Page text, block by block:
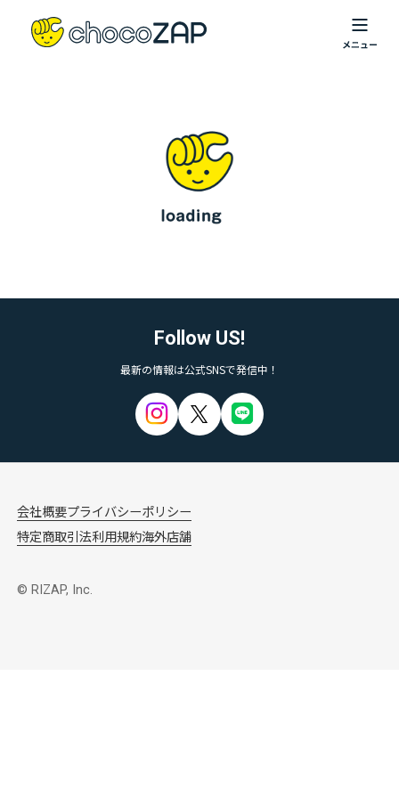
Follow US!
最新の情報は公式SNSで発信中！
会社概要プライバシーポリシー
特定商取引法利用規約海外店舗
© RIZAP, Inc.